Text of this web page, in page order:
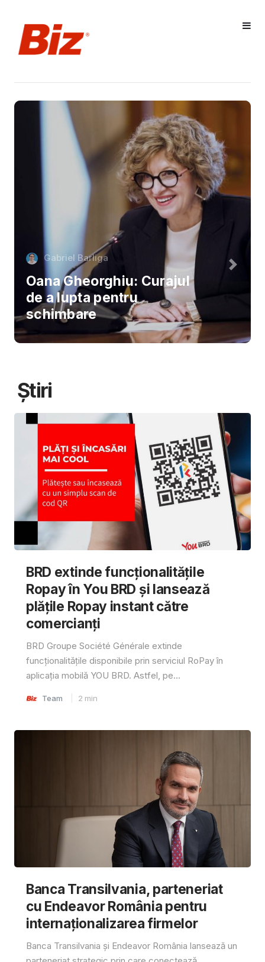
Gabriel Barliga
Oana Gheorghiu: Curajul
de a lupta pentru
schimbare
Știri
BRD extinde funcționalitățile
Ropay în You BRD și lansează
plățile Ropay instant către
comercianți
BRD Groupe Société Générale extinde
funcționalitățile disponibile prin serviciul RoPay în
aplicația mobilă YOU BRD. Astfel, pe...
Team 2 min
Banca Transilvania, parteneriat
cu Endeavor România pentru
internaționalizarea firmelor
Banca Transilvania și Endeavor România lansează un